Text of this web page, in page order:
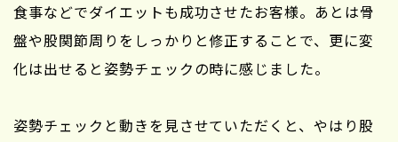
食事などでダイエットも成功させたお客様。あとは骨
盤や股関節周りをしっかりと修正することで、更に変
化は出せると姿勢チェックの時に感じました。
姿勢チェックと動きを見させていただくと、やはり股